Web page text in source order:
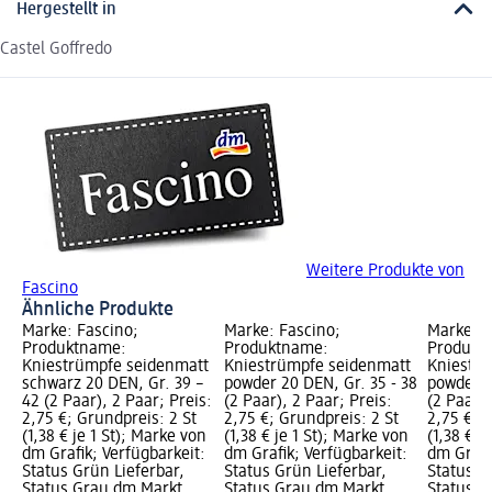
Hergestellt in
Castel Goffredo
Weitere Produkte von
Fascino
Ähnliche Produkte
Marke: Fascino;
Produktname:
Kniestrümpfe seidenmatt
schwarz 20 DEN, Gr. 39 –
42 (2 Paar), 2 Paar; Preis:
2,75 €; Grundpreis: 2 St
(1,38 € je 1 St); Marke von
dm Grafik; Verfügbarkeit:
Status Grün Lieferbar,
Marke: Fascino;
Produktname:
Kniestrümpfe seidenmatt
powder 20 DEN, Gr. 35 - 38
(2 Paar), 2 Paar; Preis:
2,75 €; Grundpreis: 2 St
(1,38 € je 1 St); Marke von
dm Grafik; Verfügbarkeit:
Status Grün Lieferbar,
Marke:
powder
(2
2,75 €;
(1,38 €
dm
Status